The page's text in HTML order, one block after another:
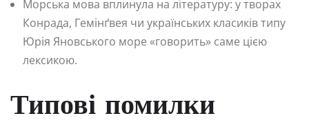
Морська мова вплинула на літературу: у творах
Конрада, Гемінґвея чи українських класиків типу
Юрія Яновського море «говорить» саме цією
лексикою.
Типові помилки